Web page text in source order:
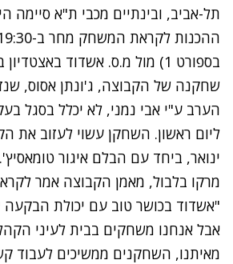
תל-אביב, ובינתיים מכבי ת"א סיימה
בספורט 1) מול מ.ס. אשדוד באצטדיון בלומפילד.
שחקנה של הקבוצה, ג'ונתן אסוס,
הערב ע"י אבי נמני, לא יכלל בסגל
ליום ראשון. השחקן עשוי לעזוב את
ינואר, ביחד עם הבלם איגור טומאסיץ'.
"אשדוד בכושר טוב עם יכולת הבקעה
אבל אנחנו משחקים בבית לעיני
מאיתנו, השחקנים ממשיכים לעבוד